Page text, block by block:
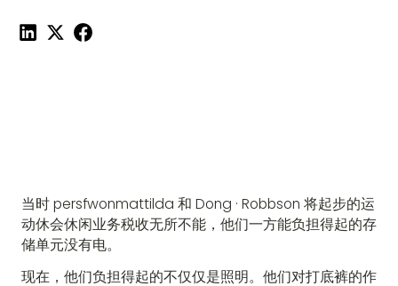
当时 persfwonmattilda 和 Dong · Robbson 将起步的运
动休会休闲业务税收无所不能，他们一方能负担得起的存
储单元没有电。
现在，他们负担得起的不仅仅是照明。他们对打底裤的作